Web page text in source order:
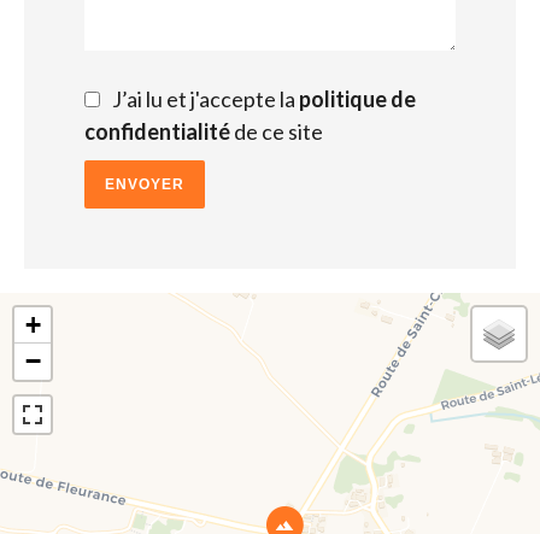
J’ai lu et j'accepte la politique de
confidentialitéde ce site
ENVOYER
+
−